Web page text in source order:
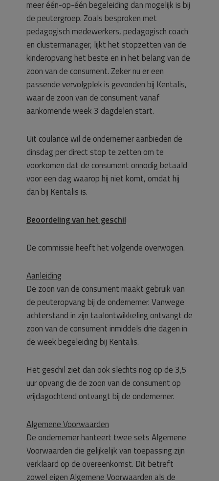
meer één-op-één begeleiding dan mogelijk is bij
de peutergroep. Zoals besproken met
pedagogisch medewerkers, pedagogisch coach
en clustermanager, lijkt het stopzetten van de
kinderopvang het beste en in het belang van de
zoon van de consument. Zeker nu er een
passende vervolgplek is gevonden bij Kentalis,
waar de zoon van de consument vanaf
aankomende week 3 dagdelen start.
Uit coulance wil de ondernemer aanbieden de
dinsdag per direct stop te zetten om te
voorkomen dat de consument onnodig betaald
voor een dag waarop hij niet komt, omdat hij
dan bij Kentalis is.
Beoordeling van het geschil
De commissie heeft het volgende overwogen.
Aanleiding
De zoon van de consument maakt gebruik van
de peuteropvang bij de ondernemer. Vanwege
achterstand in zijn taalontwikkeling ontvangt de
zoon van de consument inmiddels drie dagen in
de week begeleiding bij Kentalis.
Het geschil ziet dan ook slechts nog op de 3,5
uur opvang die de zoon van de consument op
vrijdagochtend ontvangt bij de ondernemer.
Algemene Voorwaarden
De ondernemer hanteert twee sets Algemene
Voorwaarden die gelijkelijk van toepassing zijn
verklaard op de overeenkomst. Dit betreft
zowel eigen Algemene Voorwaarden als de